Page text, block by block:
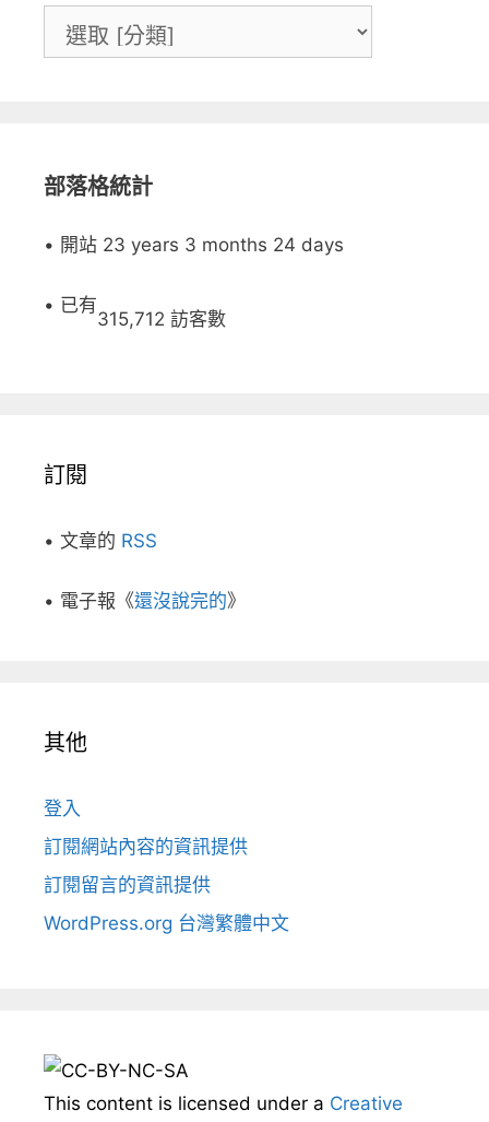
部落格統計
• 開站 23 years 3 months 24 days
• 已有
315,712 訪客數
訂閱
• 文章的 RSS
• 電子報《還沒說完的》
其他
登入
訂閱網站內容的資訊提供
訂閱留言的資訊提供
WordPress.org 台灣繁體中文
This content is licensed under a Creative